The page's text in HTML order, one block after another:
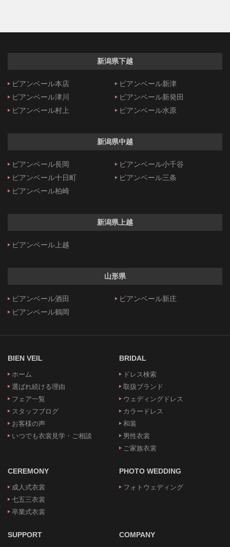
新潟県下越
ビアンベール本店
ビアンベール新津
ビアンベール津川
ビアンベール新発田
ビアンベール村上
ビアンベール水原
新潟県中越
ビアンベール長岡
ビアンベール小千谷
ビアンベール十日町
ビアンベール三条
ビアンベール柏崎
新潟県上越
ビアンベール上越
山形県
ビアンベール酒田
ビアンベール新庄
ビアンベール鶴岡
BIEN VEIL
ホーム
選ばれ続ける理由
フェア一覧
スタッフブログ
お客様の声
いつでも衣裳見学・ご相談
BRIDAL
ドレス検索
取扱ブランド
ウェディングドレス
カラードレス
和装
男性衣裳
ご家族衣裳
CEREMONY
成人式衣裳
七五三衣裳
卒業式衣裳
PHOTO WEDDING
フォトウェディング
SUPPORT COMPANY